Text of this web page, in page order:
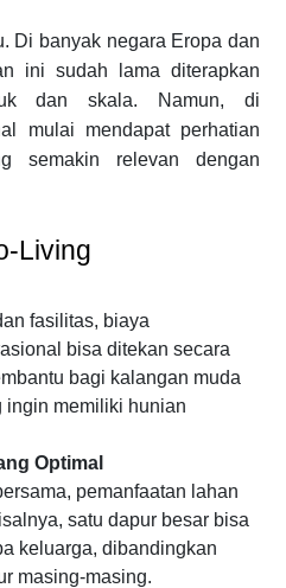
Di banyak negara Eropa dan
ini sudah lama diterapkan
dan skala. Namun, di
mulai mendapat perhatian
semakin relevan dengan
Living
fasilitas, biaya
bisa ditekan secara
bagi kalangan muda
ingin memiliki hunian
Optimal
pemanfaatan lahan
satu dapur besar bisa
keluarga, dibandingkan
masing-masing.